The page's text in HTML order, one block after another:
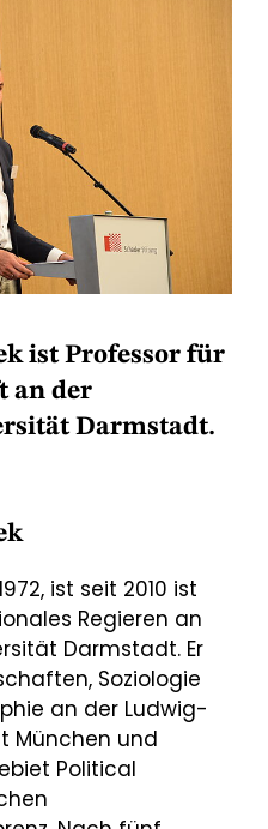
ist Professor für
an der
Darmstadt.
ist seit 2010 ist
Regieren an
Darmstadt. Er
Soziologie
an der Ludwig-
München und
Political